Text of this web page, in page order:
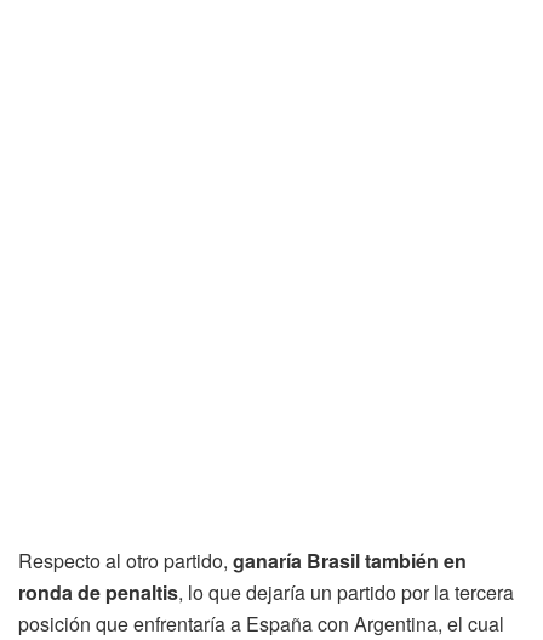
Respecto al otro partido, ganaría Brasil también en
ronda de penaltis, lo que dejaría un partido por la tercera
posición que enfrentaría a España con Argentina, el cual